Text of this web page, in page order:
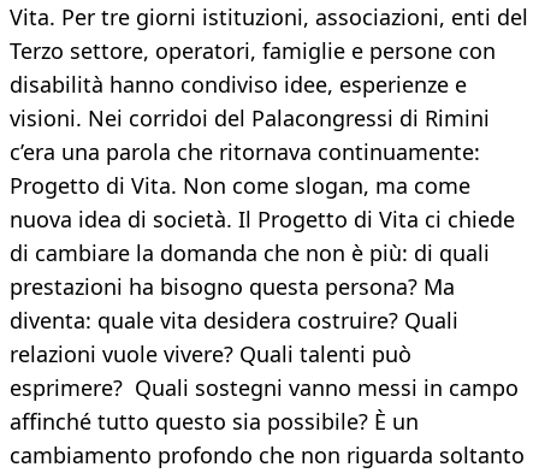
Vita. Per tre giorni istituzioni, associazioni, enti del
Terzo settore, operatori, famiglie e persone con
disabilità hanno condiviso idee, esperienze e
visioni. Nei corridoi del Palacongressi di Rimini
c’era una parola che ritornava continuamente:
Progetto di Vita. Non come slogan, ma come
nuova idea di società. Il Progetto di Vita ci chiede
di cambiare la domanda che non è più: di quali
prestazioni ha bisogno questa persona? Ma
diventa: quale vita desidera costruire? Quali
relazioni vuole vivere? Quali talenti può
esprimere? Quali sostegni vanno messi in campo
affinché tutto questo sia possibile? È un
cambiamento profondo che non riguarda soltanto